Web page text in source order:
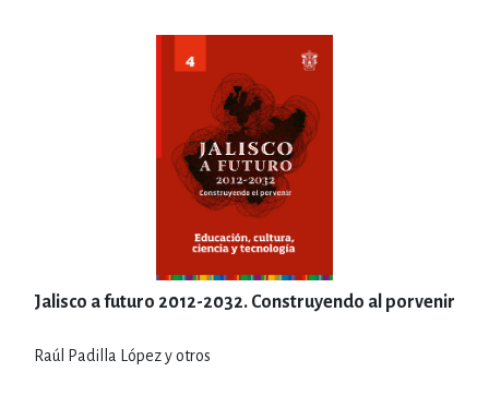
Jalisco a futuro 2012-2032. Construyendo al porvenir
Raúl Padilla López y otros